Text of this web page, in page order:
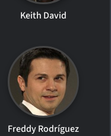
Keith David
Freddy Rodríguez